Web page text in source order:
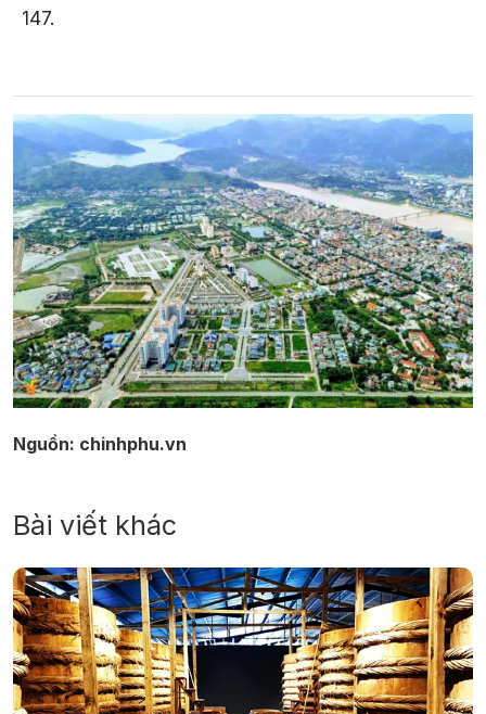
147.
Nguồn: chinhphu.vn
Bài viết khác